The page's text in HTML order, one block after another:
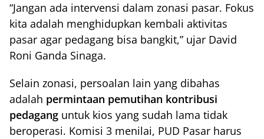
“Jangan ada intervensi dalam zonasi pasar. Fokus
kita adalah menghidupkan kembali aktivitas
pasar agar pedagang bisa bangkit,” ujar David
Roni Ganda Sinaga.
Selain zonasi, persoalan lain yang dibahas
adalah permintaan pemutihan kontribusi
pedagang untuk kios yang sudah lama tidak
beroperasi. Komisi 3 menilai, PUD Pasar harus